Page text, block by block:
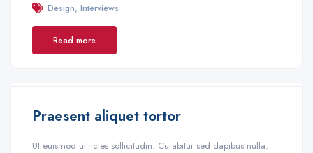
Design, Interviews
Read more
Praesent aliquet tortor
Ut euismod ultricies sollicitudin. Curabitur sed dapibus nulla.